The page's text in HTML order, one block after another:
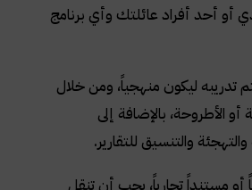
أو أحد أفراد عائلتك وأي برنامج
تدريبه ليكون منهجياً، ومن خلال
أو الأطروحة، بالإضافة إلى
والتنسيق للتقارير.
أو مستنداً تجارياً، يجب أن تنقل